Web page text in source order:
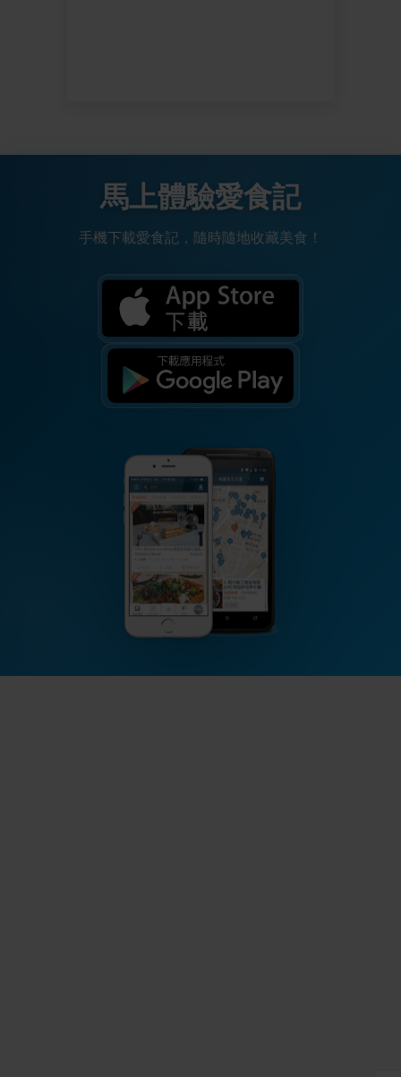
馬上體驗愛食記
手機下載愛食記，隨時隨地收藏美食！